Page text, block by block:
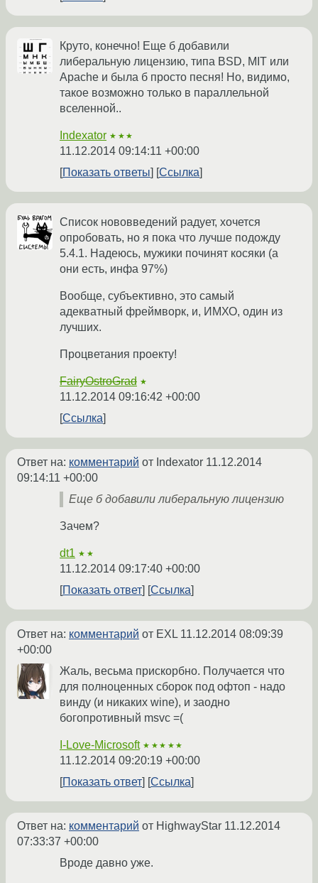
Круто, конечно! Еще б добавили
либеральную лицензию, типа BSD, MIT или
Apache и была б просто песня! Но, видимо,
такое возможно только в параллельной
вселенной..
Indexator ★★★
11.12.2014 09:14:11 +00:00
Показать ответы
Ссылка
Список нововведений радует, хочется
опробовать, но я пока что лучше подожду
5.4.1. Надеюсь, мужики починят косяки (а
они есть, инфа 97%)
Вообще, субъективно, это самый
адекватный фреймворк, и, ИМХО, один из
лучших.
Процветания проекту!
FairyOstroGrad ★
11.12.2014 09:16:42 +00:00
Ссылка
Ответ на: комментарий от Indexator 11.12.2014
09:14:11 +00:00
Еще б добавили либеральную лицензию
Зачем?
dt1 ★★
11.12.2014 09:17:40 +00:00
Показать ответ
Ссылка
Ответ на: комментарий от EXL 11.12.2014 08:09:39
+00:00
Жаль, весьма прискорбно. Получается что
для полноценных сборок под офтоп - надо
винду (и никаких wine), и заодно
богопротивный msvc =(
I-Love-Microsoft ★★★★★
11.12.2014 09:20:19 +00:00
Показать ответ
Ссылка
Ответ на: комментарий от HighwayStar 11.12.2014
07:33:37 +00:00
Вроде давно уже.